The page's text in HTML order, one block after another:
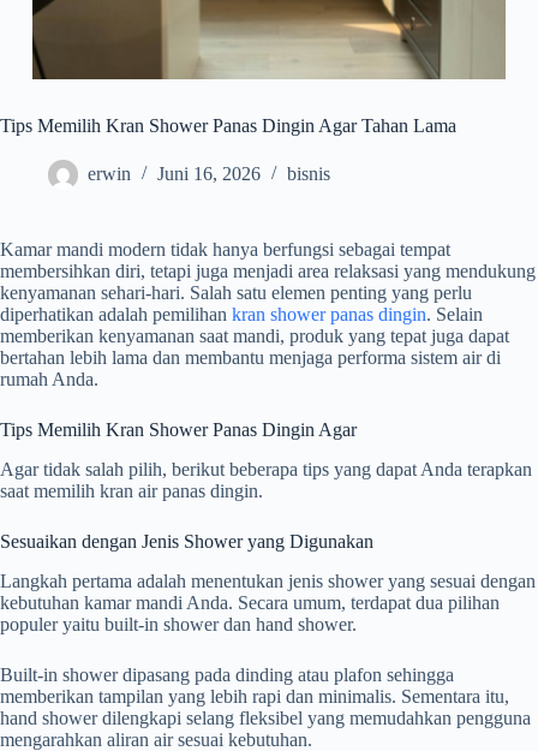
Tips Memilih Kran Shower Panas Dingin Agar Tahan Lama
erwin Juni 16, 2026 bisnis
Kamar mandi modern tidak hanya berfungsi sebagai tempat
membersihkan diri, tetapi juga menjadi area relaksasi yang mendukung
kenyamanan sehari-hari. Salah satu elemen penting yang perlu
diperhatikan adalah pemilihan kran shower panas dingin. Selain
memberikan kenyamanan saat mandi, produk yang tepat juga dapat
bertahan lebih lama dan membantu menjaga performa sistem air di
rumah Anda.
Tips Memilih Kran Shower Panas Dingin Agar
Agar tidak salah pilih, berikut beberapa tips yang dapat Anda terapkan
saat memilih kran air panas dingin.
Sesuaikan dengan Jenis Shower yang Digunakan
Langkah pertama adalah menentukan jenis shower yang sesuai dengan
kebutuhan kamar mandi Anda. Secara umum, terdapat dua pilihan
populer yaitu built-in shower dan hand shower.
Built-in shower dipasang pada dinding atau plafon sehingga
memberikan tampilan yang lebih rapi dan minimalis. Sementara itu,
hand shower dilengkapi selang fleksibel yang memudahkan pengguna
mengarahkan aliran air sesuai kebutuhan.